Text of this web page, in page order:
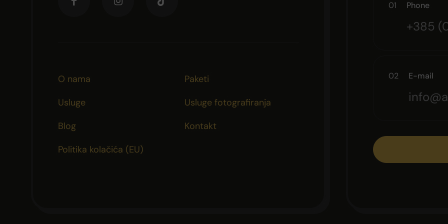
O nama
Usluge
Blog
Politika kolačića (EU)
Paketi
Usluge fotografiranja
Kontakt
01 Phone
+385
02 E-mail